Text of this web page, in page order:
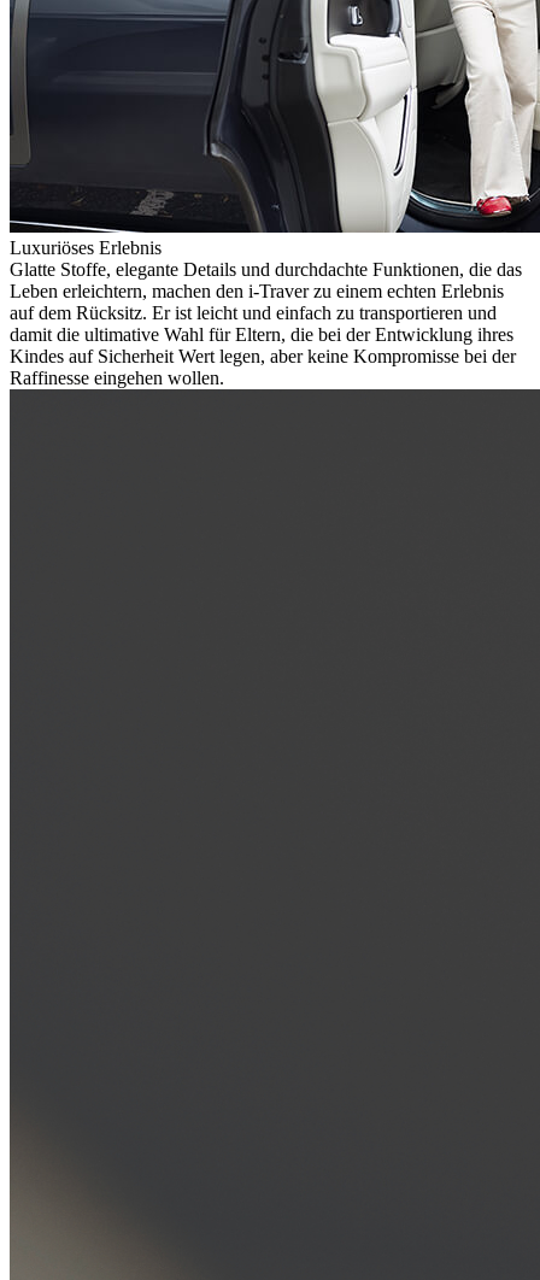
Luxuriöses Erlebnis
Glatte Stoffe, elegante Details und durchdachte Funktionen, die das
Leben erleichtern, machen den i-Traver zu einem echten Erlebnis
auf dem Rücksitz. Er ist leicht und einfach zu transportieren und
damit die ultimative Wahl für Eltern, die bei der Entwicklung ihres
Kindes auf Sicherheit Wert legen, aber keine Kompromisse bei der
Raffinesse eingehen wollen.